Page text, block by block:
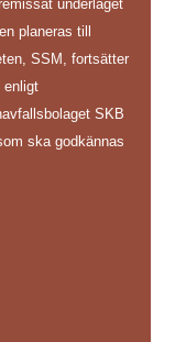
underlaget
planeras till
SSM, fortsätter
enligt
SKB
ska godkännas